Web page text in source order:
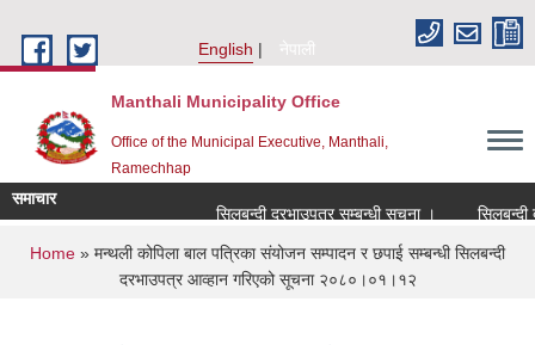
English
नेपाली
Manthali Municipality Office
Office of the Municipal Executive, Manthali,
Ramechhap
समाचार
सिलबन्दी दरभाउपत्र सम्बन्धी सूचना ।
सिलबन्दी
You are here
Home » मन्थली कोपिला बाल पत्रिका संयोजन सम्पादन र छपाई सम्बन्धी सिलबन्दी
दरभाउपत्र आव्हान गरिएको सूचना २०८०।०१।१२